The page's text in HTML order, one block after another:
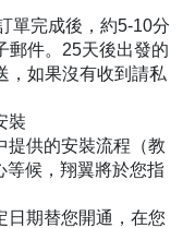
單完成後，約5-10分
郵件。25天後出發的
，如果沒有收到請私
裝
提供的安裝流程（教
等候，翔翼將於您指
日期替您開通，在您